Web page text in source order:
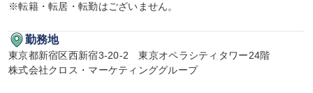
※転籍・転居・転勤はございません。
勤務地
東京都新宿区西新宿3-20-2　東京オペラシティタワー24階
株式会社クロス・マーケティンググループ